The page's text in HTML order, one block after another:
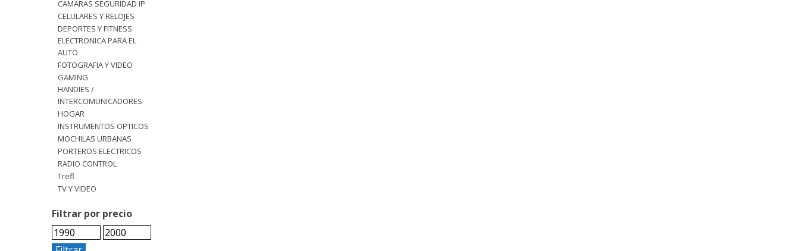
CAMARAS SEGURIDAD IP
CELULARES Y RELOJES
DEPORTES Y FITNESS
ELECTRONICA PARA EL
AUTO
FOTOGRAFIA Y VIDEO
GAMING
HANDIES /
INTERCOMUNICADORES
HOGAR
INSTRUMENTOS OPTICOS
MOCHILAS URBANAS
PORTEROS ELECTRICOS
RADIO CONTROL
Trefl
TV Y VIDEO
Filtrar por precio